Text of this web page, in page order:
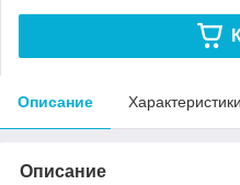
Описание Характеристики
Описание